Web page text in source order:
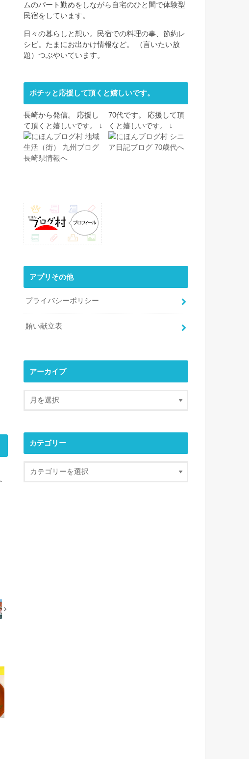
ムのパート勤めをしながら自宅のひと間で体験型
民宿をしています。
日々の暮らしと想い。民宿での料理の事、節約レ
シピ。たまにお出かけ情報など。 （言いたい放
題）つぶやいています。
ポチッと応援して頂くと嬉しいです。
長崎から発信。 応援し
て頂くと嬉しいです。 ↓
70代です。 応援して頂
くと嬉しいです。 ↓
アプリその他
プライバシーポリシー
賄い献立表
アーカイブ
カテゴリー